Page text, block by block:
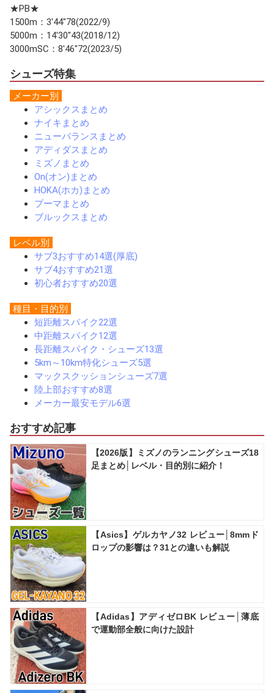
★PB★
1500m：3'44"78(2022/9)
5000m：14'30"43(2018/12)
3000mSC：8'46"72(2023/5)
シューズ特集
メーカー別
アシックスまとめ
ナイキまとめ
ニューバランスまとめ
アディダスまとめ
ミズノまとめ
On(オン)まとめ
HOKA(ホカ)まとめ
プーマまとめ
ブルックスまとめ
レベル別
サブ3おすすめ14選(厚底)
サブ4おすすめ21選
初心者おすすめ20選
種目・目的別
短距離スパイク22選
中距離スパイク12選
長距離スパイク・シューズ13選
5km～10km特化シューズ5選
マックスクッションシューズ7選
陸上部おすすめ8選
メーカー最安モデル6選
おすすめ記事
【2026版】ミズノのランニングシューズ18
足まとめ│レベル・目的別に紹介！
【Asics】ゲルカヤノ32 レビュー│8mmド
ロップの影響は？31との違いも解説
【Adidas】アディゼロBK レビュー│薄底
で運動部全般に向けた設計